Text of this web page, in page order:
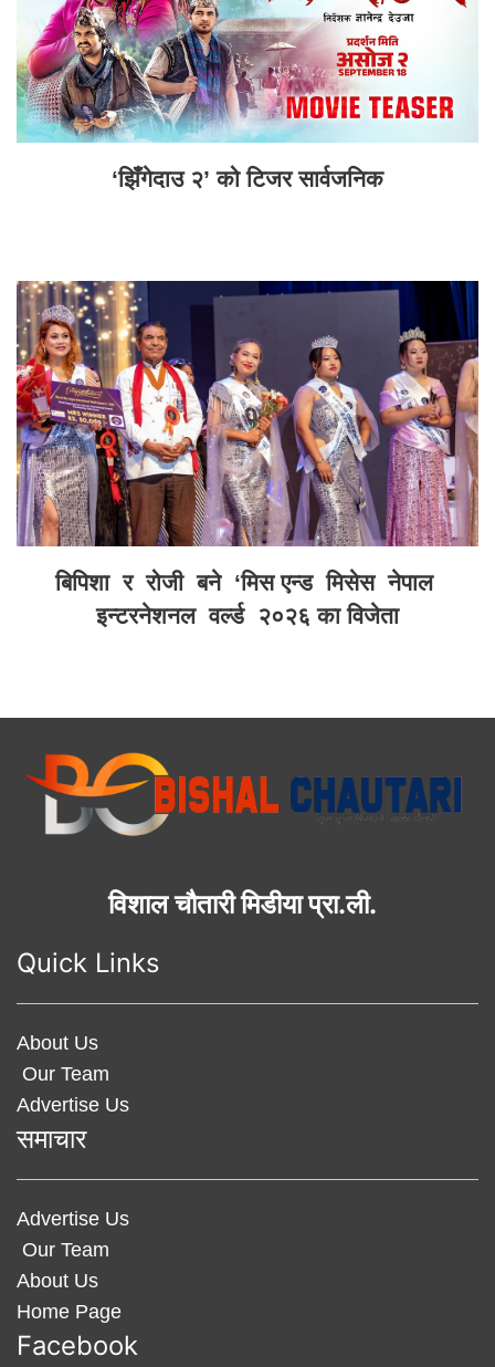
‘झिँगेदाउ २’ को टिजर सार्वजनिक
बिपिशा र रोजी बने ‘मिस एन्ड मिसेस नेपाल
इन्टरनेशनल वर्ल्ड २०२६ का विजेता
विशाल चौतारी मिडीया प्रा.ली.
Quick Links
About Us
Our Team
Advertise Us
समाचार
Advertise Us
Our Team
About Us
Home Page
Facebook